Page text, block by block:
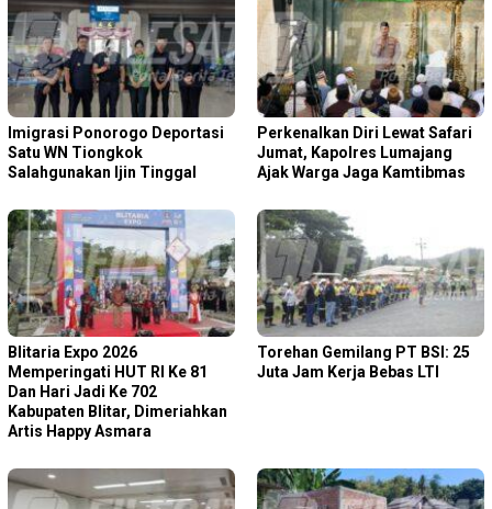
Imigrasi Ponorogo Deportasi
Satu WN Tiongkok
Salahgunakan Ijin Tinggal
Perkenalkan Diri Lewat Safari
Jumat, Kapolres Lumajang
Ajak Warga Jaga Kamtibmas
Blitaria Expo 2026
Memperingati HUT RI Ke 81
Dan Hari Jadi Ke 702
Kabupaten Blitar, Dimeriahkan
Artis Happy Asmara
Torehan Gemilang PT BSI: 25
Juta Jam Kerja Bebas LTI